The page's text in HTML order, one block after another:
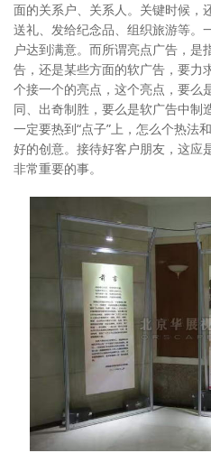
面的关系户、关系人。关键时候，
送礼、发给纪念品、组织旅游等。
户达到满意。而所谓亮点广告，是
告，还是某些方面的软广告，要力
个接一个的亮点，这个亮点，要么
同、出奇制胜，要么是软广告中制
一定要热到“点子”上，怎么个热法
好的创意。接待好客户朋友，这应
非常重要的事。